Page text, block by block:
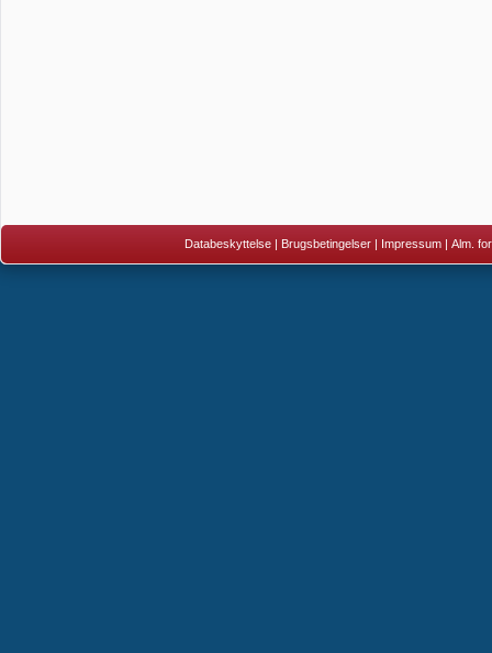
Databeskyttelse | Brugsbetingelser | Impressum | Alm.